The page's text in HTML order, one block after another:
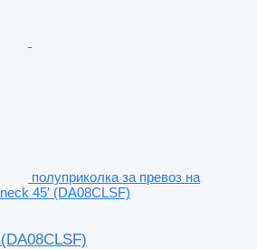
полуприколка за превоз на
45′ (DA08CLSF)